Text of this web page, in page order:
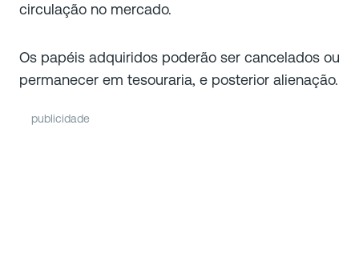
circulação no mercado.
Os papéis adquiridos poderão ser cancelados ou
permanecer em tesouraria, e posterior alienação.
publicidade